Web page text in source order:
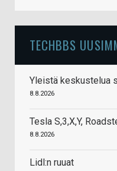
TECHBBS
Yleistä keskustelua
8.8.2026
Tesla S,3,X,Y,
8.8.2026
Lidl:n ruuat